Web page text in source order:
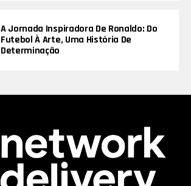
A Jornada Inspiradora De Ronaldo: Do
Futebol À Arte, Uma História De
Determinação